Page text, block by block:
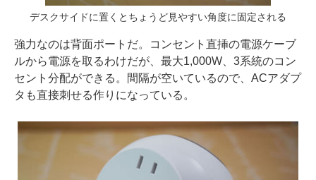
デスクサイドに置くとちょうど見やすい角度に固定される
強力なのは背面ポートだ。コンセント直挿の電源ケーブ
ルから電源を取るわけだが、最大1,000W、3系統のコン
セント分配ができる。間隔が空いているので、ACアダプ
タも直接刺せる作りになっている。